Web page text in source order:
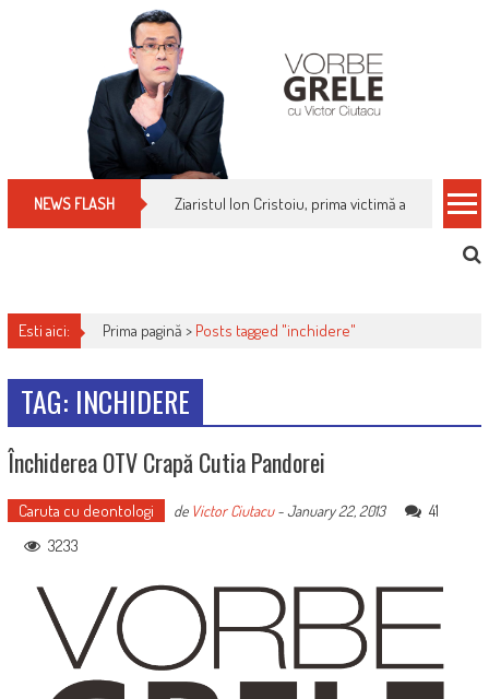
NEWS FLASH Ziaristul Ion Cristoiu, prima victimă a noi
Esti aici: Prima pagină > Posts tagged "inchidere"
TAG: INCHIDERE
Închiderea OTV Crapă Cutia Pandorei
Caruta cu deontologi de Victor Ciutacu-January 22, 2013
41
3233